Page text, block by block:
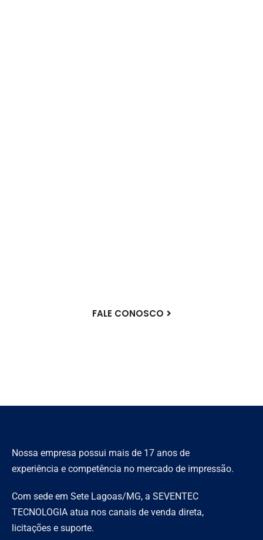
FALE CONOSCO
Nossa empresa possui mais de 17 anos de
experiência e competência no mercado de impressão.
Com sede em Sete Lagoas/MG, a SEVENTEC
TECNOLOGIA atua nos canais de venda direta,
licitações e suporte.